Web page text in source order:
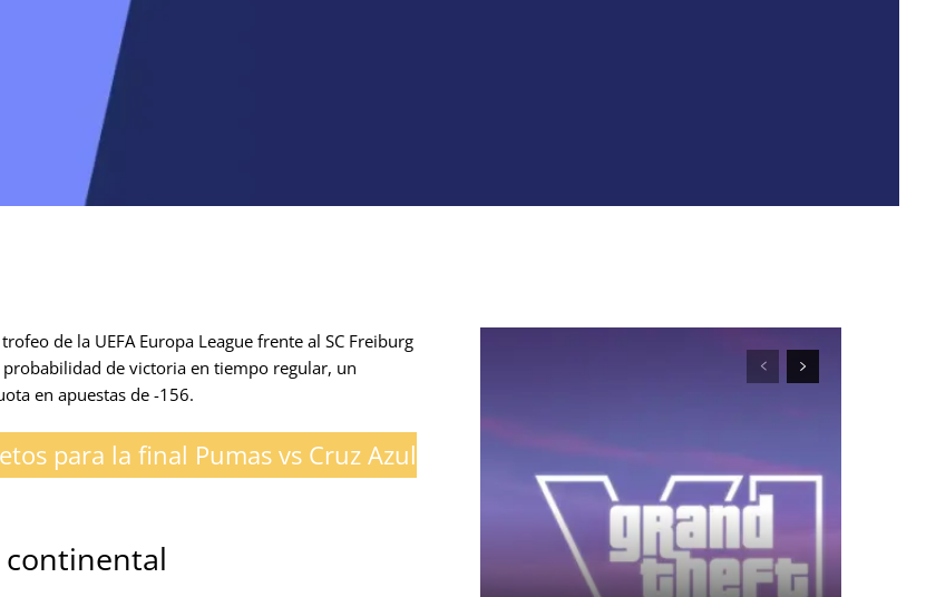
de la UEFA Europa League frente al SC Freiburg
de victoria en tiempo regular, un
en apuestas de -156.
para la final Pumas vs Cruz Azul